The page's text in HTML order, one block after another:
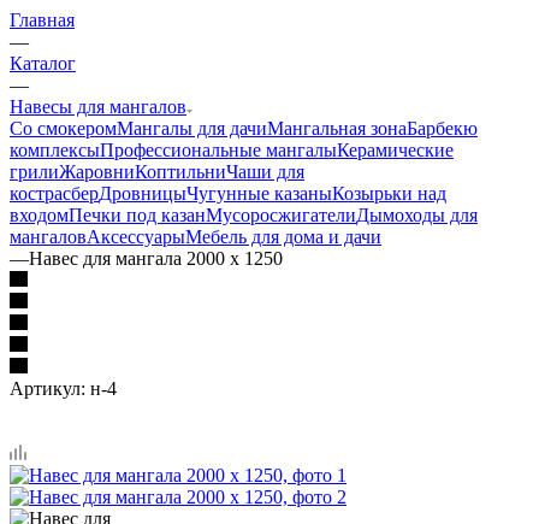
Главная
—
Каталог
—
Навесы для мангалов
Со смокеромМангалы для дачиМангальная зонаБарбекю
комплексыПрофессиональные мангалыКерамические
грилиЖаровниКоптильниЧаши для
кострасберДровницыЧугунные казаныКозырьки над
входомПечки под казанМусоросжигателиДымоходы для
мангаловАксессуарыМебель для дома и дачи
—Навес для мангала 2000 х 1250
Артикул: н-4